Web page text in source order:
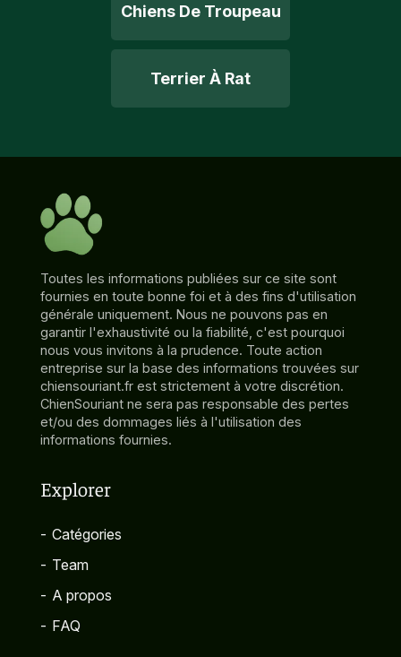
Chiens De Troupeau
Terrier À Rat
Toutes les informations publiées sur ce site sont
fournies en toute bonne foi et à des fins d'utilisation
générale uniquement. Nous ne pouvons pas en
garantir l'exhaustivité ou la fiabilité, c'est pourquoi
nous vous invitons à la prudence. Toute action
entreprise sur la base des informations trouvées sur
chiensouriant.fr est strictement à votre discrétion.
ChienSouriant ne sera pas responsable des pertes
et/ou des dommages liés à l'utilisation des
informations fournies.
Explorer
- Catégories
- Team
- A propos
- FAQ